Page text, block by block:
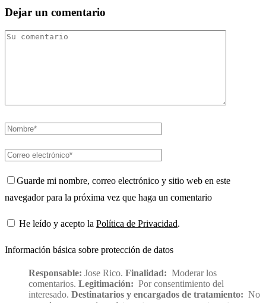
Dejar un comentario
Guarde mi nombre, correo electrónico y sitio web en este
navegador para la próxima vez que haga un comentario
He leído y acepto la Política de Privacidad.
Información básica sobre protección de datos
Responsable: Jose Rico. Finalidad: Moderar los
comentarios. Legitimación: Por consentimiento del
interesado. Destinatarios y encargados de tratamiento: No